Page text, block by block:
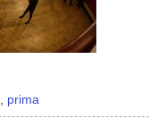
prima